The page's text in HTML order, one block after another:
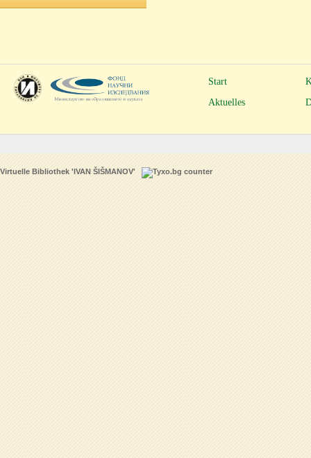
Start
Aktuelles
Virtuelle Bibliothek 'IVAN ŠIŠMANOV'